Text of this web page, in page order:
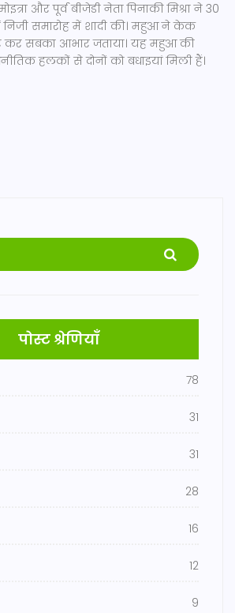
और पूर्व बीजेडी नेता पिनाकी मिश्रा ने 30
निजी समारोह में शादी की। महुआ ने केक
कर सबका आभार जताया। यह महुआ की
हलकों से दोनों को बधाइयां मिली हैं।
पोस्ट श्रेणियाँ
78
31
31
28
16
12
9